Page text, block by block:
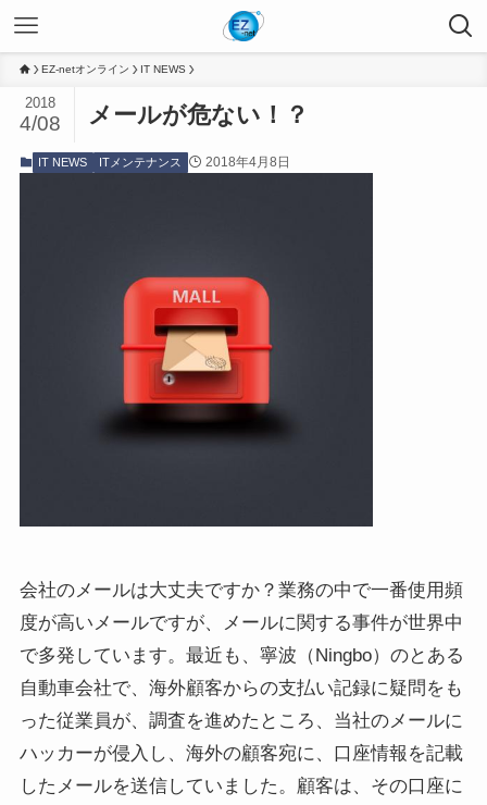
EZ-netオンライン IT NEWS
メールが危ない！？
2018
4/08
IT NEWS ITメンテナンス 2018年4月8日
会社のメールは大丈夫ですか？業務の中で一番使用頻
度が高いメールですが、メールに関する事件が世界中
で多発しています。最近も、寧波（Ningbo）のとある
自動車会社で、海外顧客からの支払い記録に疑問をも
った従業員が、調査を進めたところ、当社のメールに
ハッカーが侵入し、海外の顧客宛に、口座情報を記載
したメールを送信していました。顧客は、その口座に